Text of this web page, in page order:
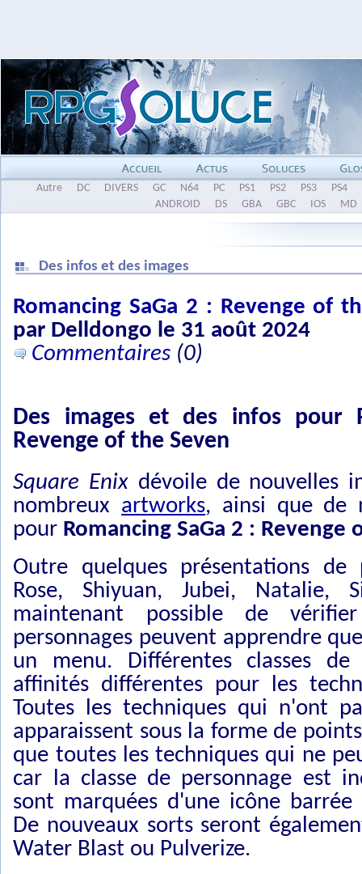
Autre DC DIVERS GC N64 PC PS1 PS2 PS3
PS4
ANDROID
DS GBA GBC IOS MD
Des infos et des images
Romancing SaGa 2 : Revenge of
par Delldongo le 31 août 2024
Commentaires (0)
Des images et des infos pour
Revenge of the Seven
Square Enix dévoile de nouvelles
nombreux artworks, ainsi que de
pour Romancing SaGa 2 : Revenge
Outre quelques présentations de
Rose, Shiyuan, Jubei, Natalie,
maintenant possible de
personnages peuvent apprendre
un menu. Différentes classes de
affinités différentes pour les
Toutes les techniques qui n'ont
apparaissent sous la forme de
que toutes les techniques qui ne
car la classe de personnage est
sont marquées d'une icône
De nouveaux sorts seront
Water Blast ou Pulverize.